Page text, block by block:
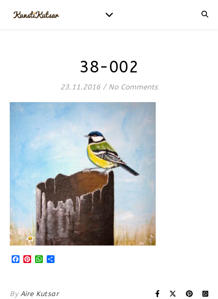
38-002
23.11.2016 / No Comments
Facebook
PinterestWhatsApp
ByAire Kutsar